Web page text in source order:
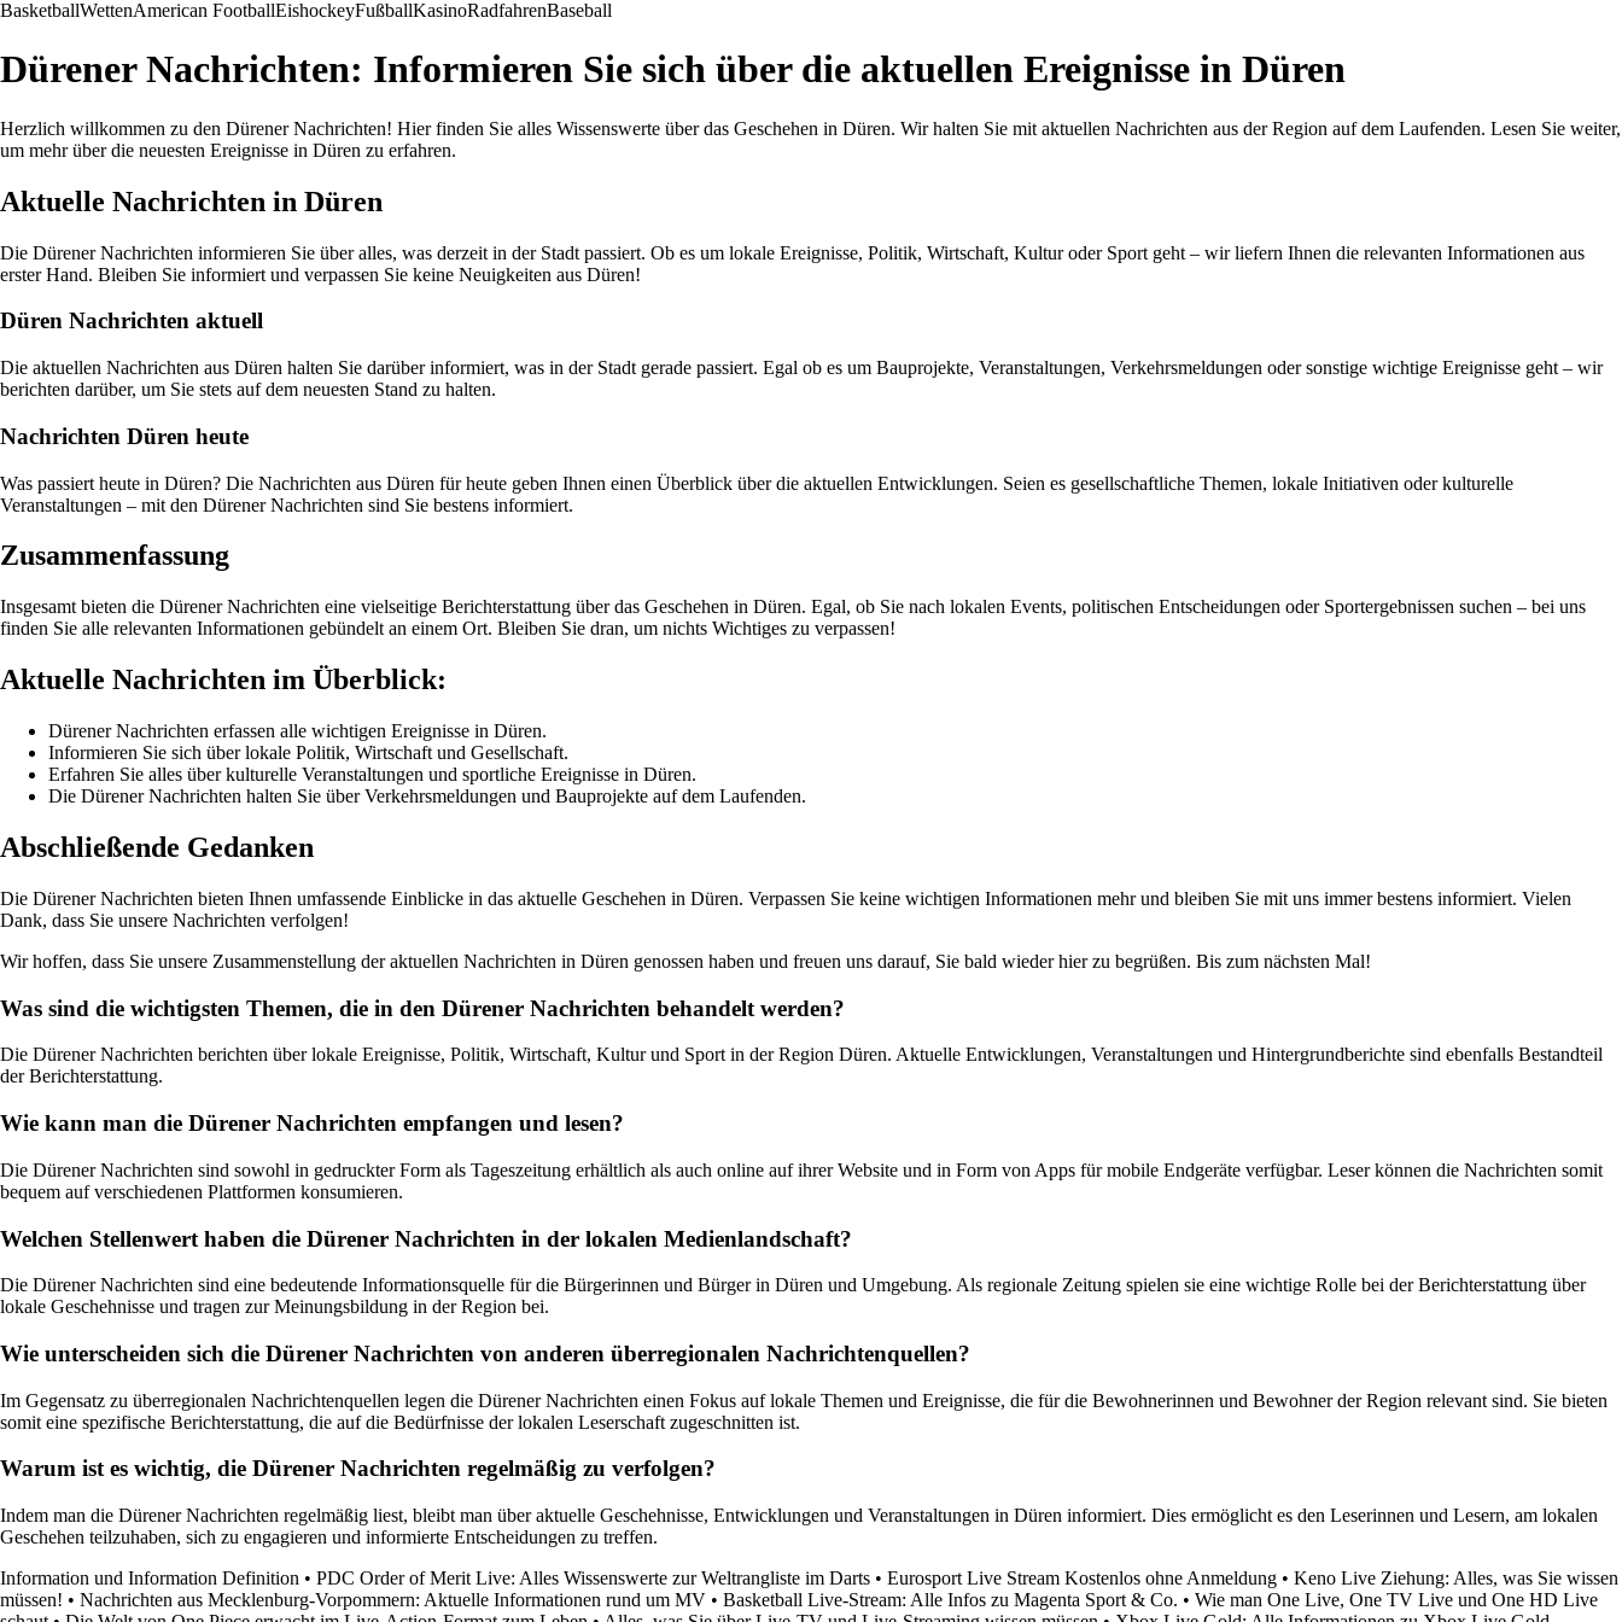
BasketballWettenAmerican FootballEishockeyFußballKasinoRadfahrenBaseball
Dürener Nachrichten: Informieren Sie sich über die aktuellen Ereignisse in Düren
Herzlich willkommen zu den Dürener Nachrichten! Hier finden Sie alles Wissenswerte über das Geschehen in Düren. Wir halten Sie mit aktuellen Nachrichten aus der Region auf dem Laufenden. Lesen Sie weiter,
um mehr über die neuesten Ereignisse in Düren zu erfahren.
Aktuelle Nachrichten in Düren
Die Dürener Nachrichten informieren Sie über alles, was derzeit in der Stadt passiert. Ob es um lokale Ereignisse, Politik, Wirtschaft, Kultur oder Sport geht – wir liefern Ihnen die relevanten Informationen aus
erster Hand. Bleiben Sie informiert und verpassen Sie keine Neuigkeiten aus Düren!
Düren Nachrichten aktuell
Die aktuellen Nachrichten aus Düren halten Sie darüber informiert, was in der Stadt gerade passiert. Egal ob es um Bauprojekte, Veranstaltungen, Verkehrsmeldungen oder sonstige wichtige Ereignisse geht – wir
berichten darüber, um Sie stets auf dem neuesten Stand zu halten.
Nachrichten Düren heute
Was passiert heute in Düren? Die Nachrichten aus Düren für heute geben Ihnen einen Überblick über die aktuellen Entwicklungen. Seien es gesellschaftliche Themen, lokale Initiativen oder kulturelle
Veranstaltungen – mit den Dürener Nachrichten sind Sie bestens informiert.
Zusammenfassung
Insgesamt bieten die Dürener Nachrichten eine vielseitige Berichterstattung über das Geschehen in Düren. Egal, ob Sie nach lokalen Events, politischen Entscheidungen oder Sportergebnissen suchen – bei uns
finden Sie alle relevanten Informationen gebündelt an einem Ort. Bleiben Sie dran, um nichts Wichtiges zu verpassen!
Aktuelle Nachrichten im Überblick:
Dürener Nachrichten erfassen alle wichtigen Ereignisse in Düren.
Informieren Sie sich über lokale Politik, Wirtschaft und Gesellschaft.
Erfahren Sie alles über kulturelle Veranstaltungen und sportliche Ereignisse in Düren.
Die Dürener Nachrichten halten Sie über Verkehrsmeldungen und Bauprojekte auf dem Laufenden.
Abschließende Gedanken
Die Dürener Nachrichten bieten Ihnen umfassende Einblicke in das aktuelle Geschehen in Düren. Verpassen Sie keine wichtigen Informationen mehr und bleiben Sie mit uns immer bestens informiert. Vielen
Dank, dass Sie unsere Nachrichten verfolgen!
Wir hoffen, dass Sie unsere Zusammenstellung der aktuellen Nachrichten in Düren genossen haben und freuen uns darauf, Sie bald wieder hier zu begrüßen. Bis zum nächsten Mal!
Was sind die wichtigsten Themen, die in den Dürener Nachrichten behandelt werden?
Die Dürener Nachrichten berichten über lokale Ereignisse, Politik, Wirtschaft, Kultur und Sport in der Region Düren. Aktuelle Entwicklungen, Veranstaltungen und Hintergrundberichte sind ebenfalls Bestandteil
der Berichterstattung.
Wie kann man die Dürener Nachrichten empfangen und lesen?
Die Dürener Nachrichten sind sowohl in gedruckter Form als Tageszeitung erhältlich als auch online auf ihrer Website und in Form von Apps für mobile Endgeräte verfügbar. Leser können die Nachrichten somit
bequem auf verschiedenen Plattformen konsumieren.
Welchen Stellenwert haben die Dürener Nachrichten in der lokalen Medienlandschaft?
Die Dürener Nachrichten sind eine bedeutende Informationsquelle für die Bürgerinnen und Bürger in Düren und Umgebung. Als regionale Zeitung spielen sie eine wichtige Rolle bei der Berichterstattung über
lokale Geschehnisse und tragen zur Meinungsbildung in der Region bei.
Wie unterscheiden sich die Dürener Nachrichten von anderen überregionalen Nachrichtenquellen?
Im Gegensatz zu überregionalen Nachrichtenquellen legen die Dürener Nachrichten einen Fokus auf lokale Themen und Ereignisse, die für die Bewohnerinnen und Bewohner der Region relevant sind. Sie bieten
somit eine spezifische Berichterstattung, die auf die Bedürfnisse der lokalen Leserschaft zugeschnitten ist.
Warum ist es wichtig, die Dürener Nachrichten regelmäßig zu verfolgen?
Indem man die Dürener Nachrichten regelmäßig liest, bleibt man über aktuelle Geschehnisse, Entwicklungen und Veranstaltungen in Düren informiert. Dies ermöglicht es den Leserinnen und Lesern, am lokalen
Geschehen teilzuhaben, sich zu engagieren und informierte Entscheidungen zu treffen.
Information und Information Definition • PDC Order of Merit Live: Alles Wissenswerte zur Weltrangliste im Darts • Eurosport Live Stream Kostenlos ohne Anmeldung • Keno Live Ziehung: Alles, was Sie wissen
müssen! • Nachrichten aus Mecklenburg-Vorpommern: Aktuelle Informationen rund um MV • Basketball Live-Stream: Alle Infos zu Magenta Sport & Co. • Wie man One Live, One TV Live und One HD Live